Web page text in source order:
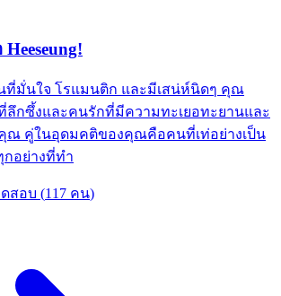
มั่นใจ โรแมนติก และมีเสน่ห์นิดๆ คุณ
กซึ้งและคนรักที่มีความทะเยอทะยานและ
ณ คู่ในอุดมคติของคุณคือคนที่เท่อย่างเป็น
กอย่างที่ทำ
สอบ (117 คน)